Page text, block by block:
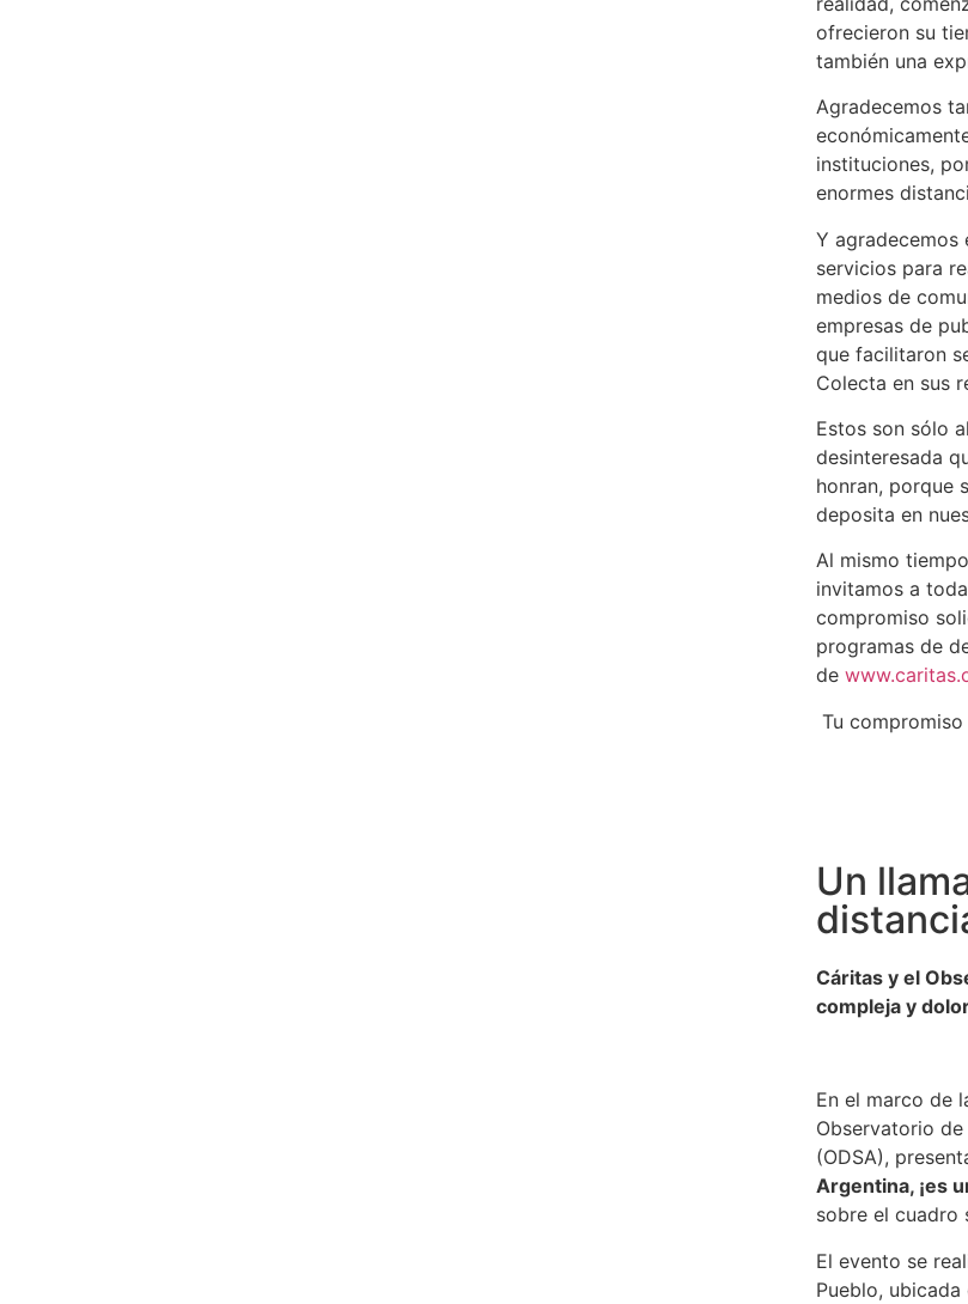
ofrecieron su
también una
Agradecemos
instituciones,
enormes
Y agradecemos
servicios para
medios de
empresas de
que facilitaron
Colecta en sus
Estos son sólo
desinteresada
honran, porque
deposita en
Al mismo
invitamos a
compromiso
programas de
de
Tu
Un
Cáritas y el
compleja y
En el marco de
Observatorio
(ODSA),
Argentina, ¡es
sobre el cuadro
El evento se
Pueblo,